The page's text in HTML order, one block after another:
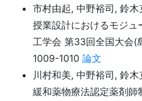
市村由起, 中野裕司, 鈴
授業設計におけるモジ
工学会 第33回全国大会(
1009-1010 論文
川村和美, 中野裕司, 鈴木
緩和薬物療法認定薬剤師